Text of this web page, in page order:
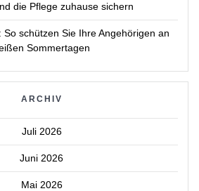
die Pflege zuhause sichern
schützen Sie Ihre Angehörigen an
Sommertagen
ARCHIV
Juli 2026
Juni 2026
Mai 2026